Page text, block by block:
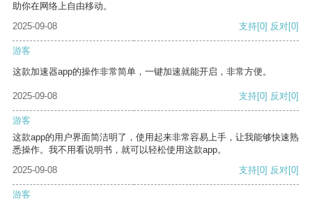
助你在网络上自由移动。
2025-09-08
支持[0] 反对[0]
游客
这款加速器app的操作非常简单，一键加速就能开启，非常方便。
2025-09-08 支持[0] 反对[0]
游客
这款app的用户界面简洁明了，使用起来非常容易上手，让我能够快速熟
悉操作。我不用看说明书，就可以轻松使用这款app。
2025-09-08
支持[0] 反对[0]
游客